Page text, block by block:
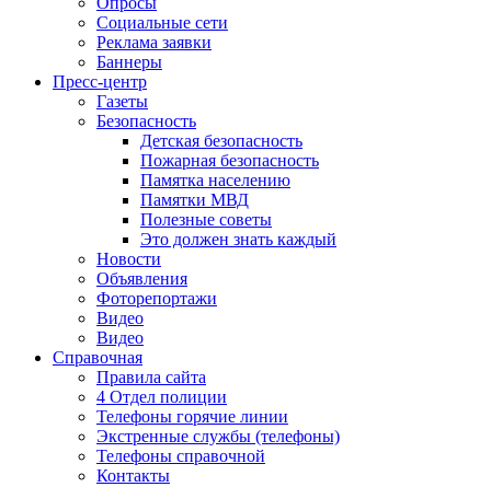
Социальные сети
Реклама заявки
Баннеры
Пресс-центр
Газеты
Безопасность
Детская безопасность
Пожарная безопасность
Памятка населению
Памятки МВД
Полезные советы
Это должен знать каждый
Новости
Объявления
Фоторепортажи
Видео
Видео
Справочная
Правила сайта
4 Отдел полиции
Телефоны горячие линии
Экстренные службы (телефоны)
Телефоны справочной
Контакты